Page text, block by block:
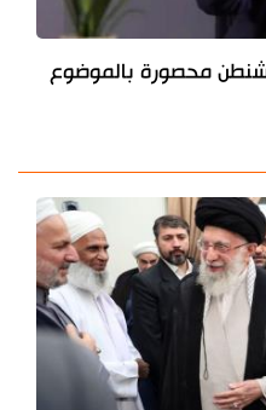
محصورة بالموضوع